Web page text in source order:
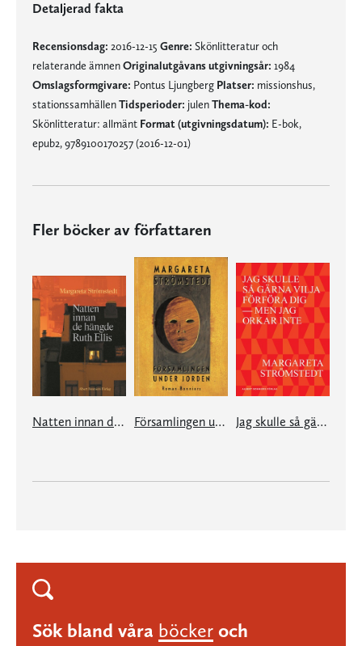
Detaljerad fakta
Recensionsdag: 2016-12-15 Genre: Skönlitteratur och
relaterande ämnenOriginalutgåvans utgivningsår: 1984
Omslagsformgivare: Pontus Ljungberg Platser: missionshus,
stationssamhällenTidsperioder: julenThema-kod:
Skönlitteratur: allmänt Format (utgivningsdatum): E-bok,
epub2, 9789100170257 (2016-12-01)
Fler böcker av författaren
Natten innan de hängde Ruth Ellis Församlingen under jorden Jag skulle så gärna vilja förföra dig - men jag orkar inte
Sök bland våra böcker och